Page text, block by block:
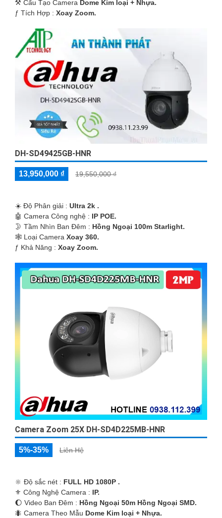
⚒ Cấu Tạo Camera Dome Kim loại + Nhựa.
️ƒ Tích Hợp : Xoay Zoom.
DH-SD49425GB-HNR
13,950,000 ₫ 19,550,000 ₫
☀️ Độ Phân giải : Ultra 2k .
🤖️ Camera Công nghệ : IP POE.
🌛 Tầm Nhìn Ban Đêm : Hồng Ngoại 100m Starlight.
🕸️ Loại Camera Xoay 360.
️ƒ Khả Năng : Xoay Zoom.
Camera Zoom 25X DH-SD4D225MB-HNR
5%-35% Liên Hệ
🔆 Độ sắc nét : FULL HD 1080P .
⚜️ Công Nghệ Camera : IP.
🌔 Video Ban Đêm : Hồng Ngoại 50m Hồng Ngoại SMD.
🐜 Camera Theo Mẫu Dome Kim loại + Nhựa.